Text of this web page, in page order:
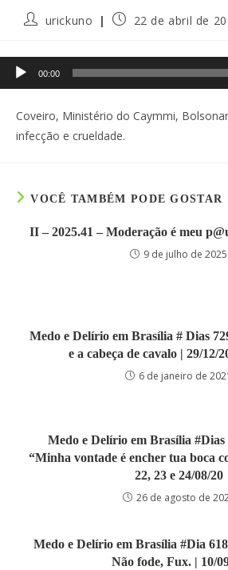
urickuno 22 de abril de
Tocador
de
00:00
Coveiro, Ministério do Caymmi,
infecção e crueldade.
VOCÊ TAMBÉM PODE GOSTAR
II – 2025.41 – Moderação é meu
9 de julho de 2025
Medo e Delírio em Brasília # Dias
e a cabeça de cavalo | 29/12/
6 de janeiro de
Medo e Delírio em Brasília #Dias
“Minha vontade é encher tua boca
22, 23 e 24/08/20
26 de agosto de
Medo e Delírio em Brasília #Dia
Não fode, Fux. | 10/